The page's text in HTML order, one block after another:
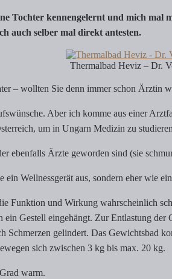
Tochter kennengelernt und mich
auch selber mal direkt antesten.
Thermalbad Heviz – Dr.
– wollten Sie denn immer schon Ärztin
Aber ich komme aus einer
um in Ungarn Medizin zu
ebenfalls Ärzte geworden sind (sie
Wellnessgerät aus, sondern eher wie
Funktion und Wirkung wahrscheinlich
Gestell eingehängt. Zur Entlastung
Schmerzen gelindert. Das Gewichtsbad
sich zwischen 3 kg bis max. 20 kg.
warm.